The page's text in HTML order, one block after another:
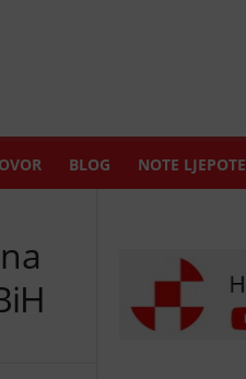
BLOG NOTE LJEPOTE